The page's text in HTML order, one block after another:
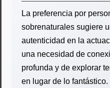
La preferencia por
sobrenaturales sugiere
autenticidad en la
una necesidad de
profunda y de explorar
en lugar de lo fantástico.